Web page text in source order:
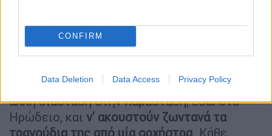
CONFIRM
Data Deletion Data Access Privacy Policy
προσωπικό, να είναι κάτι σαν ένας διάλογος
περισσότερο με τη Μαρία πάρα με την
Κάλλας. Ωστόσο, η Μαρία δεν μπορεί να
σκεφτήκαμε με τη Μόνικα να δώσουμε μία
άλλη διάσταση στην παράσταση, εδώ στο
Ηρώδειο, και ν' ακουστούν ζωντανά τα
τραγούδια της από μία ορχήστρα. Κάθε